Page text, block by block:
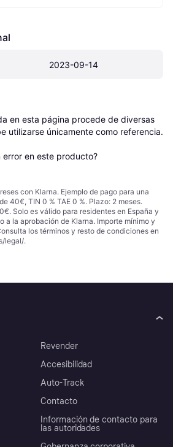
2023-09-14
en esta página procede de diversas
utilizarse únicamente como referencia.
error en este producto?
con Klarna. Ejemplo de pago para una
40€, TIN 0 % TAE 0 %. Plazo: 2 meses.
Solo es válido para residentes en España y
a la aprobación de Klarna. Importe mínimo y
los términos y resto de condiciones en
legal/.
Revender
Accesibilidad
Auto-Track
Contacto
Información de contacto para
las autoridades